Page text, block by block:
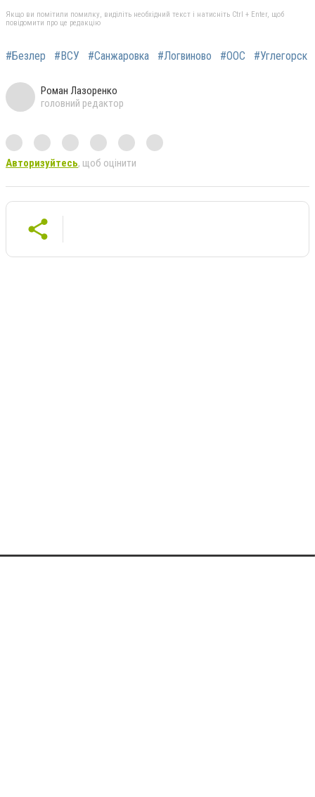
Якщо ви помітили помилку, виділіть необхідний текст і натисніть Ctrl + Enter, щоб
повідомити про це редакцію
#Безлер #ВСУ #Санжаровка #Логвиново #ООС #Углегорск
Роман Лазоренко
головний редактор
Авторизуйтесь, щоб оцінити